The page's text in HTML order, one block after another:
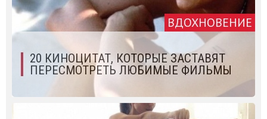
ВДОХНОВЕНИЕ
20 КИНОЦИТАТ, КОТОРЫЕ ЗАСТАВЯТ
ПЕРЕСМОТРЕТЬ ЛЮБИМЫЕ ФИЛЬМЫ